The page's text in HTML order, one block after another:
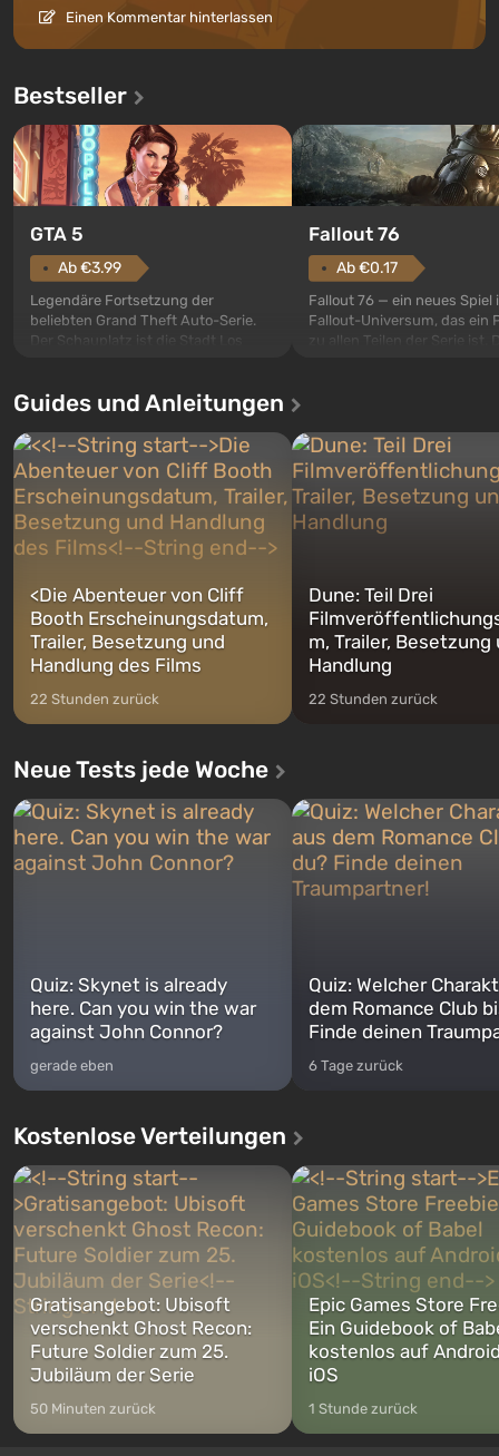
Einen Kommentar hinterlassen
Bestseller
GTA 5
Ab €3.99
Legendäre Fortsetzung der
beliebten Grand Theft Auto-Serie.
Der Schauplatz ist die Stadt Los
ersten Mal erzählt das Spiel die
Charakteren: Michael, Trevor und
Franklin, zwischen denen Sie
jederzeit...
Fallout 76
Ab €0.17
Fallout 76 — ein neues Spiel
Fallout-Universum, das ein
zu allen Teilen der Serie ist.
nach dem Abwurf von
auf Amerika geöffnet wird.
Guides und Anleitungen
<Die Abenteuer von Cliff
Booth Erscheinungsdatum,
Trailer, Besetzung und
Handlung des Films
22 Stunden zurück
Dune: Teil Drei
m, Trailer, Besetzung
Handlung
22 Stunden zurück
Neue Tests jede Woche
Quiz: Skynet is already
here. Can you win the war
against John Connor?
gerade eben
Quiz: Welcher
dem Romance Club
Finde deinen
6 Tage zurück
Kostenlose Verteilungen
Gratisangebot: Ubisoft
verschenkt Ghost Recon:
Future Soldier zum 25.
Jubiläum der Serie
50 Minuten zurück
Epic Games Store
Ein Guidebook of
kostenlos auf
iOS
1 Stunde zurück